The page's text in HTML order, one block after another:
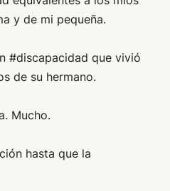
y de mi pequeña.
#discapacidad que vivió
de su hermano.
Mucho.
hasta que la